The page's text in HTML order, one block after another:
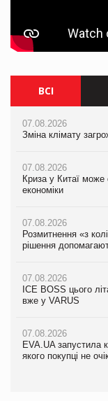
ВСІ
07.08.2026
Зміна клімату
07.08.2026
Криза у Китаї може
економіки
07.08.2026
Розмитнення «з
рішення
07.08.2026
ICE BOSS цього
вже у VARUS
07.08.2026
EVA.UA запустила
якого покупці не
07.08.2026
Зміна клімату
07.08.2026
Криза у Китаї може
економіки
07.08.2026
Kraft Heinz
Продажі Hugo Boss
07.08.2026
Зміна клімату
07.08.2026
Криза у Китаї може
економіки
07.08.2026
Kraft Heinz
Продажі Hugo Boss